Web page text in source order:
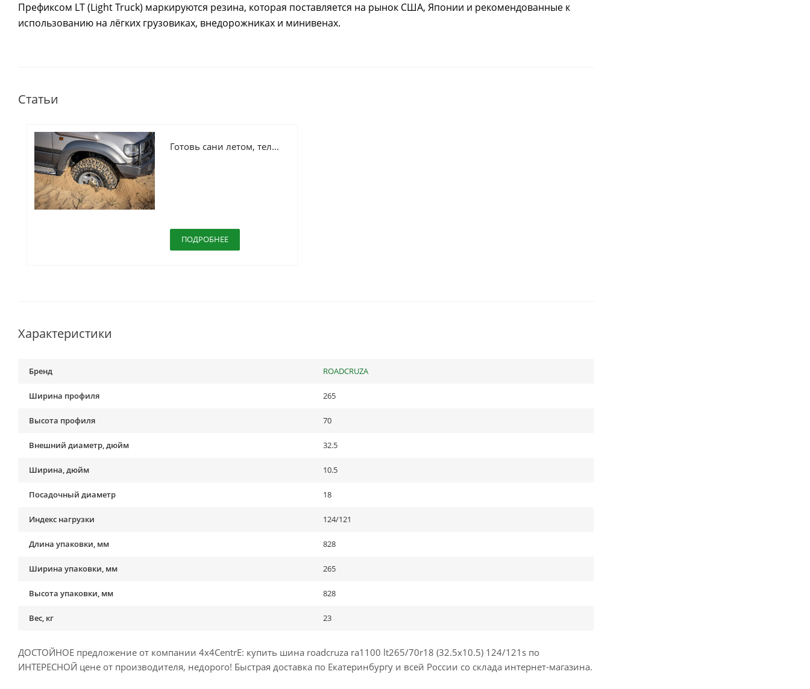
Префиксом LT (Light Truck) маркируются резина, которая поставляется на рынок США, Японии и рекомендованные к
использованию на лёгких грузовиках, внедорожниках и минивенах.
Статьи
Готовь сани летом, телегу зимой, внедорожник весной
ПОДРОБНЕЕ
Характеристики
Бренд ROADCRUZA
Ширина профиля 265
Высота профиля 70
Внешний диаметр, дюйм 32.5
Ширина, дюйм 10.5
Посадочный диаметр 18
Индекс нагрузки 124/121
Длина упаковки, мм 828
Ширина упаковки, мм 265
Высота упаковки, мм 828
Вес, кг 23
ДОСТОЙНОЕ предложение от компании 4x4CentrE: купить шина roadcruza ra1100 lt265/70r18 (32.5x10.5) 124/121s по
ИНТЕРЕСНОЙ цене от производителя, недорого! Быстрая доставка по Екатеринбургу и всей России со склада интернет-магазина.